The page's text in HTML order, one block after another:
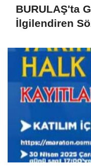
BURULAŞ'ta
İlgilendiren